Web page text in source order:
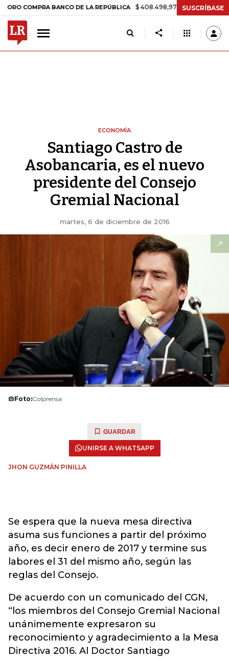
BANCO DE LA REPÚBLICA $ 408.498,97 +$ 8.753,81 +2,19%
SUSCRÍBASE
ECONOMÍA
Santiago Castro de
Asobancaria, es el nuevo
presidente del Consejo
Gremial Nacional
martes, 6 de diciembre de 2016
Foto:Colprensa
GUARDAR
UNIRSE A WHATSAPP
JHON GUZMÁN PINILLA
Se espera que la nueva mesa directiva
asuma sus funciones a partir del próximo
año, es decir enero de 2017 y termine sus
labores el 31 del mismo año, según las
reglas del Consejo.
De acuerdo con un comunicado del CGN,
“los miembros del Consejo Gremial Nacional
unánimemente expresaron su
reconocimiento y agradecimiento a la Mesa
Directiva 2016. Al Doctor Santiago